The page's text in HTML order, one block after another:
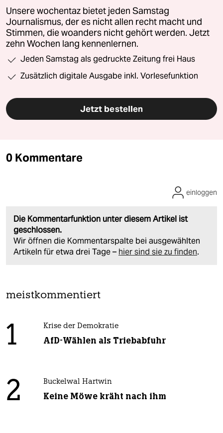
Unsere wochentaz bietet jeden Samstag
Journalismus, der es nicht allen recht macht und
Stimmen, die woanders nicht gehört werden. Jetzt
zehn Wochen lang kennenlernen.
Jeden Samstag als gedruckte Zeitung frei Haus
Zusätzlich digitale Ausgabe inkl. Vorlesefunktion
Jetzt bestellen
0 Kommentare
Die Kommentarfunktion unter diesem Artikel ist
geschlossen.
Wir öffnen die Kommentarspalte bei ausgewählten
Artikeln für etwa drei Tage – hier sind sie zu finden.
einloggen
meistkommentiert
1 Krise der Demokratie
AfD-Wählen als Triebabfuhr
2 Buckelwal Hartwin
Keine Möwe kräht nach ihm